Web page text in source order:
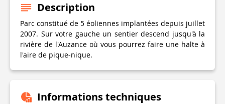
Description
Parc constitué de 5 éoliennes implantées depuis juillet
2007. Sur votre gauche un sentier descend jusqu'à la
rivière de l'Auzance où vous pourrez faire une halte à
l'aire de pique-nique.
Informations techniques